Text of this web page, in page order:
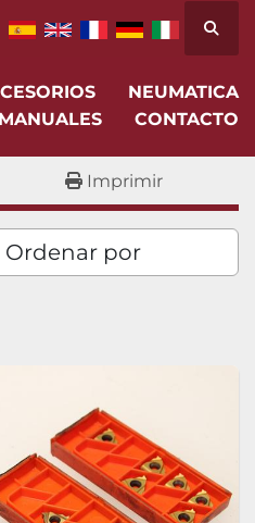
NEUMATICA
MANUALES CONTACTO
Imprimir
Ordenar por